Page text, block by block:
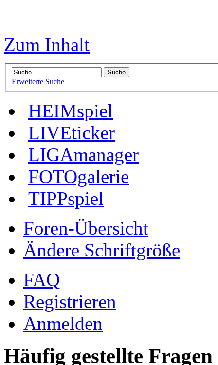
Zum Inhalt
Erweiterte Suche
HEIMspiel
LIVEticker
LIGAmanager
FOTOgalerie
TIPPspiel
Foren-Übersicht
Ändere Schriftgröße
FAQ
Registrieren
Anmelden
Häufig gestellte Fragen